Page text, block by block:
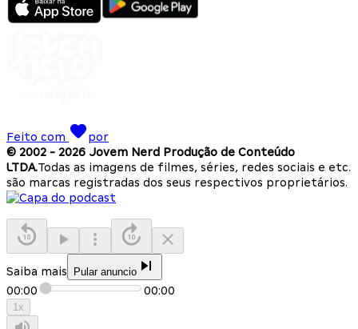
Feito com
por
© 2002 - 2026 Jovem Nerd Produção de Conteúdo
LTDA.Todas as imagens de filmes, séries, redes sociais e etc.
são marcas registradas dos seus respectivos proprietários.
Saiba mais Pular anuncio
00:00 00:00
1x